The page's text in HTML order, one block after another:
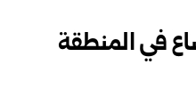
في المنطقة